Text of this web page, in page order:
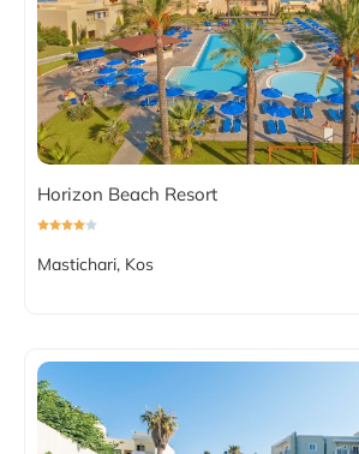
Horizon Beach Resort
Mastichari, Kos